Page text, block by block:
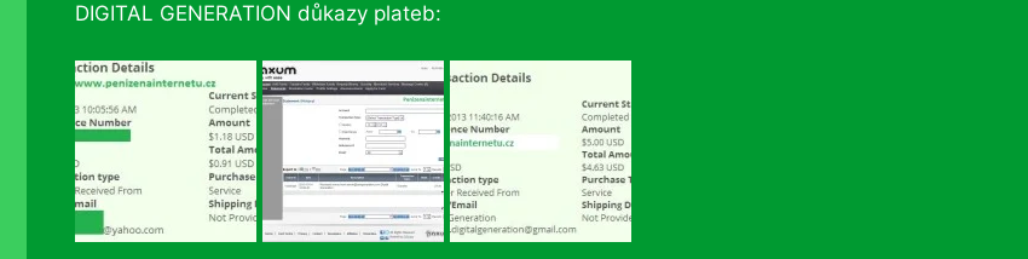
DIGITAL GENERATION důkazy plateb: